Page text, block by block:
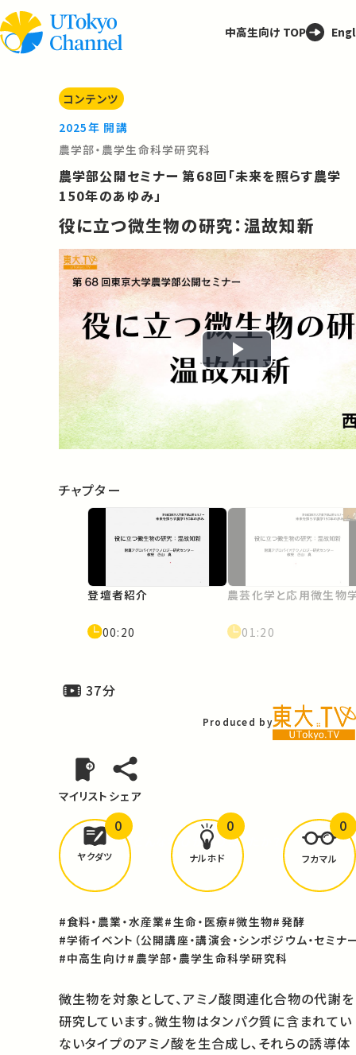
中高生向け TOP
コンテンツ
2025年 開講
農学部・農学生命科学研究科
農学部公開セミナー 第68回「未来を照らす農学
150年のあゆみ」
役に立つ微生物の研究：温故知新
Play
Video
チャプター
登壇者紹介
00:20
農芸化学と応用微生物
01:20
37分
Produced by
マイリスト シェア
どんな学びがありましたか？
ヤクダツ
0
ナルホド
0
フカマル
0
#食料・農業・水産業#生命・医療#微生物#発酵
#学術イベント（公開講座・講演会・シンポジウム・セミナ
#中高生向け#農学部・農学生命科学研究科
微生物を対象として、アミノ酸関連化合物の代謝を
研究しています。微生物はタンパク質に含まれてい
ないタイプのアミノ酸を生合成し、それらの誘導体